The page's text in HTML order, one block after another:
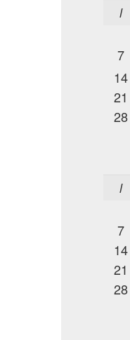
l
7
14
21
28
l
7
14
21
28